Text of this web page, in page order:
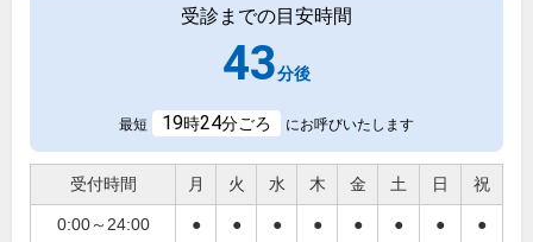
受診までの目安時間
43分後
最短 19時24分ごろ にお呼びいたします
受付時間 月 火 水 木 金 土 日 祝
0:00～24:00 ● ● ● ● ● ● ● ●